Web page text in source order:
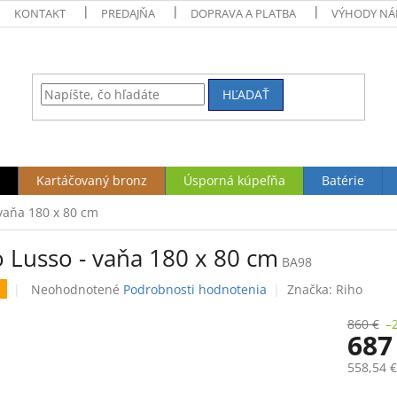
KONTAKT PREDAJŇA DOPRAVA A PLATBA VÝHODY
HĽADAŤ
Kartáčovaný bronz Úsporná kúpeľňa Batérie
180 x 80 cm
Lusso - vaňa 180 x 80 cm BA98
Priemerné
Neohodnotené Podrobnosti hodnotenia Značka: Riho
860 €
558,54